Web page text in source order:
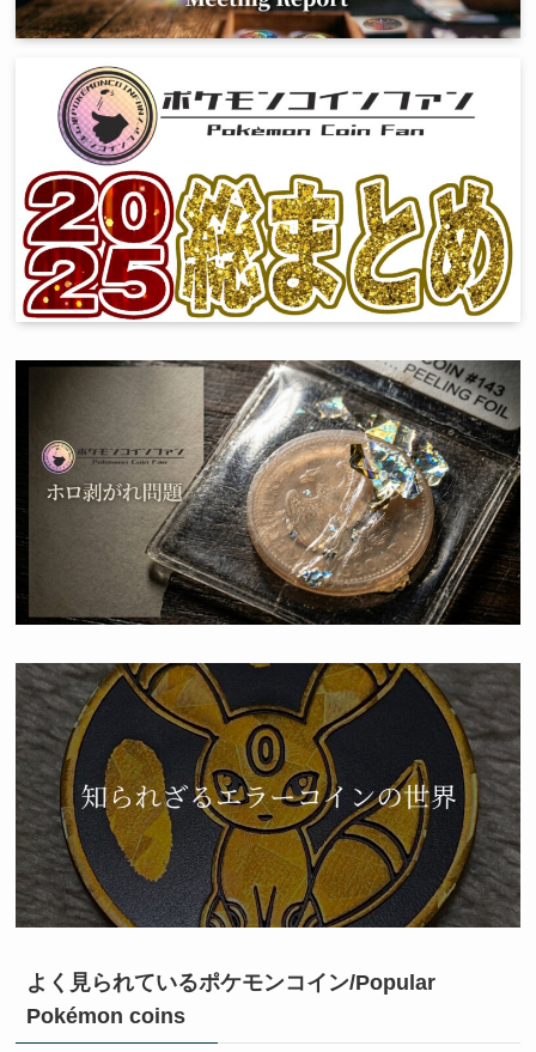
よく見られているポケモンコイン/Popular
Pokémon coins